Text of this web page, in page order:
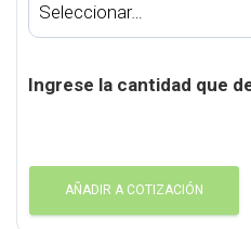
Ingrese la cantidad que
AÑADIR A COTIZACIÓN